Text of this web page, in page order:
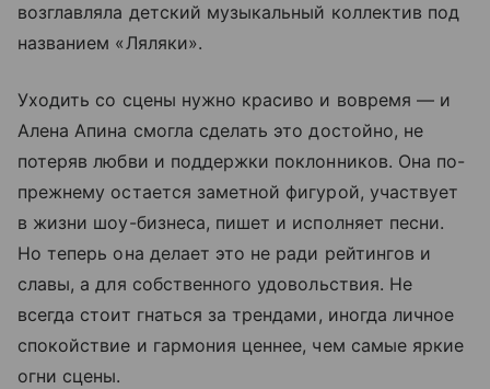
возглавляла детский музыкальный коллектив под
названием «Ляляки».
Уходить со сцены нужно красиво и вовремя — и
Алена Апина смогла сделать это достойно, не
потеряв любви и поддержки поклонников. Она по-
прежнему остается заметной фигурой, участвует
в жизни шоу-бизнеса, пишет и исполняет песни.
Но теперь она делает это не ради рейтингов и
славы, а для собственного удовольствия. Не
всегда стоит гнаться за трендами, иногда личное
спокойствие и гармония ценнее, чем самые яркие
огни сцены.